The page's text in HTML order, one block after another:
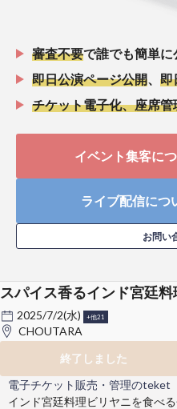
審査不要で誰でも簡単に
即日公演ページ公開
即
チケット電子化、座席
イベント集客に
ライブ配信につ
お問い
スパイス香るインド宮廷
2025/7/2(水) +他21
CHOUTARA
終了しました
電子チケット販売・管理のteket
インド宮廷料理ビリヤニを食べ